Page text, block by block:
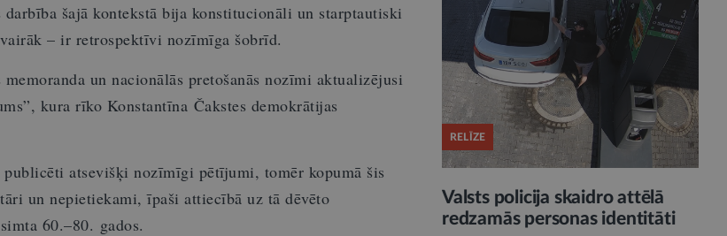
darbība šajā kontekstā bija konstitucionāli un starptautiski
– ir retrospektīvi nozīmīga šobrīd.
un nacionālās pretošanās nozīmi aktualizējusi
kura rīko Konstantīna Čakstes demokrātijas
publicēti atsevišķi nozīmīgi pētījumi, tomēr kopumā šis
un nepietiekami, īpaši attiecībā uz tā dēvēto
60.–80. gados.
RELĪZE
Valsts policija skaidro attēlā
redzamās personas identitāti